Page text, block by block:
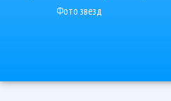
Фото звезд